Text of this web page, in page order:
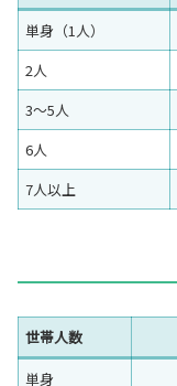
単身（1人）
2人
3〜5人
6人
7人以上
世帯人数
単身